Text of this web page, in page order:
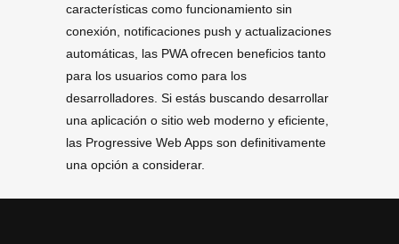
características como funcionamiento sin
conexión, notificaciones push y actualizaciones
automáticas, las PWA ofrecen beneficios tanto
para los usuarios como para los
desarrolladores. Si estás buscando desarrollar
una aplicación o sitio web moderno y eficiente,
las Progressive Web Apps son definitivamente
una opción a considerar.